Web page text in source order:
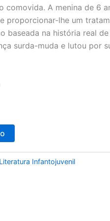
comovida. A menina de 6
proporcionar-lhe um
baseada na história real de
surda-muda e lutou por
Literatura Infantojuvenil